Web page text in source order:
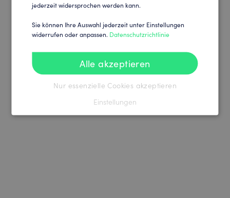
jederzeit widersprochen werden kann.
Sie können Ihre Auswahl jederzeit unter Einstellungen
widerrufen oder anpassen. Datenschutzrichtlinie
Alle akzeptieren
Nur essenzielle Cookies akzeptieren
Einstellungen